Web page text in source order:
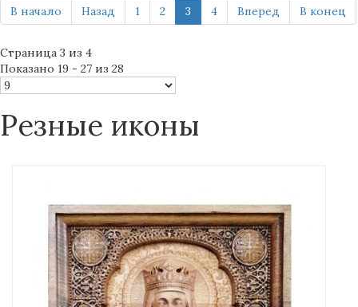
В начало Назад 1 2 3 4 Вперед В конец
Страница 3 из 4
Показано 19 - 27 из 28
Резные иконы